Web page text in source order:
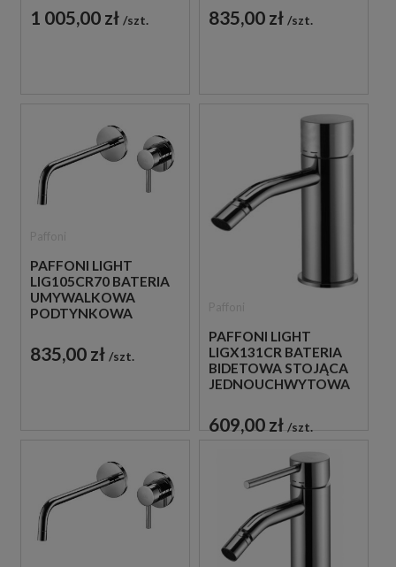
CHROM
1 005,00 zł szt.
CHROM
835,00 zł szt.
PAFFONI LIGHT
LIG105CR70 BATERIA
UMYWALKOWA
PODTYNKOWA
CHROM
835,00 zł szt.
PAFFONI LIGHT
LIGX131CR BATERIA
BIDETOWA STOJĄCA
JEDNOUCHWYTOWA
609,00 zł szt.